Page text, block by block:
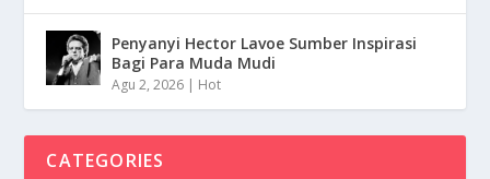
Penyanyi Hector Lavoe Sumber Inspirasi
Bagi Para Muda Mudi
Agu 2, 2026 | Hot
CATEGORIES